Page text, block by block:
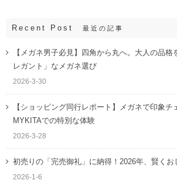
Recent Post 最近の記事
【メガネ男子必見】四角から丸へ。大人の品格
レガント」なメガネ選び
2026-3-30
【ショッピング同行レポート】メガネで印象チ
MYKITAでの特別な体験
2026-3-28
初売りの「完売御礼」に納得！2026年、賢くお
2026-1-6